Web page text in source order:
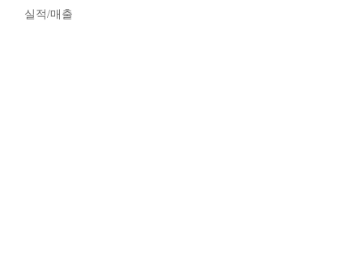
실적/매출